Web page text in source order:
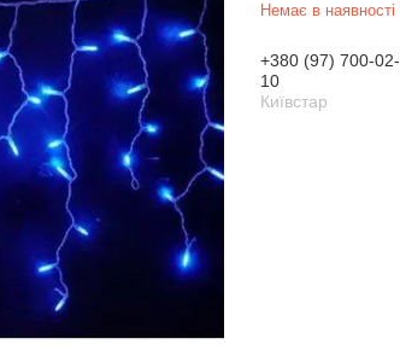
Немає в наявності
+380 (97) 700-02-
10
Київстар